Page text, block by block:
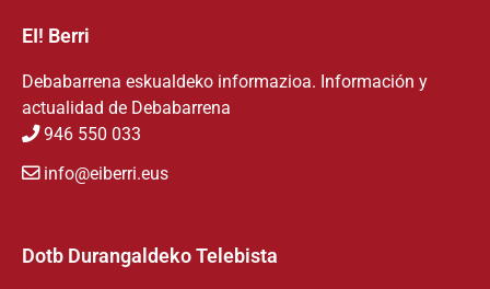
EI! Berri
Debabarrena eskualdeko informazioa. Información y
actualidad de Debabarrena
946 550 033
info@eiberri.eus
Dotb Durangaldeko Telebista